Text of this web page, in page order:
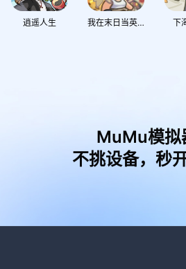
逍遥人生 我在末日当英雄 下
MuMu模拟
不挑设备，秒